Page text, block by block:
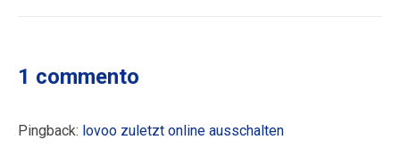
1 commento
Pingback: lovoo zuletzt online ausschalten